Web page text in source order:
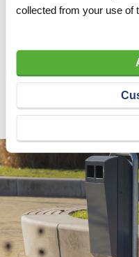
collected from your use of
Stofzuiger 2050 rvs 2 kW
Artnr y17849 excl. btw